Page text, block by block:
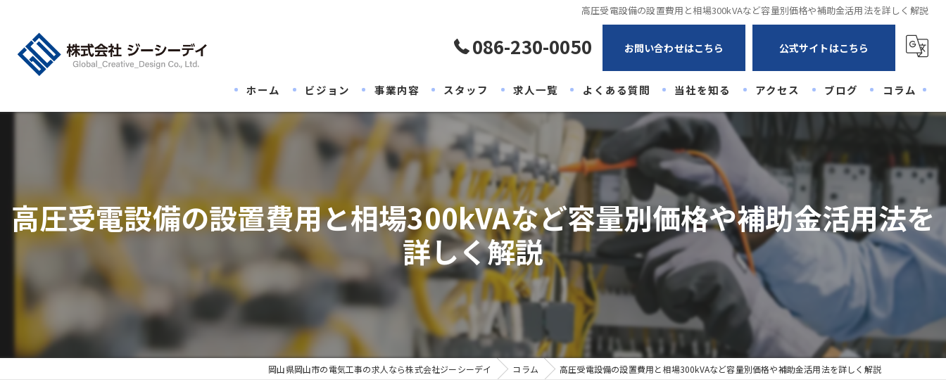
高圧受電設備の設置費用と相場300kVAなど容量別価格や補助金活用法を詳しく解説
086-230-0050 お問い合わせはこちら 公式サイトはこちら
ホーム ビジョン 事業内容 スタッフ 求人一覧 よくある質問 当社を知る
未経験
経験者
高卒
20代
30代
アクセス ブログ コラム
高圧受電設備の設置費用と相場300kVAなど容量別価格や補助金活用法を
詳しく解説
岡山県岡山市の電気工事の求人なら株式会社ジーシーデイ コラム 高圧受電設備の設置費用と相場300kVAなど容量別価格や補助金活用法を詳しく解説